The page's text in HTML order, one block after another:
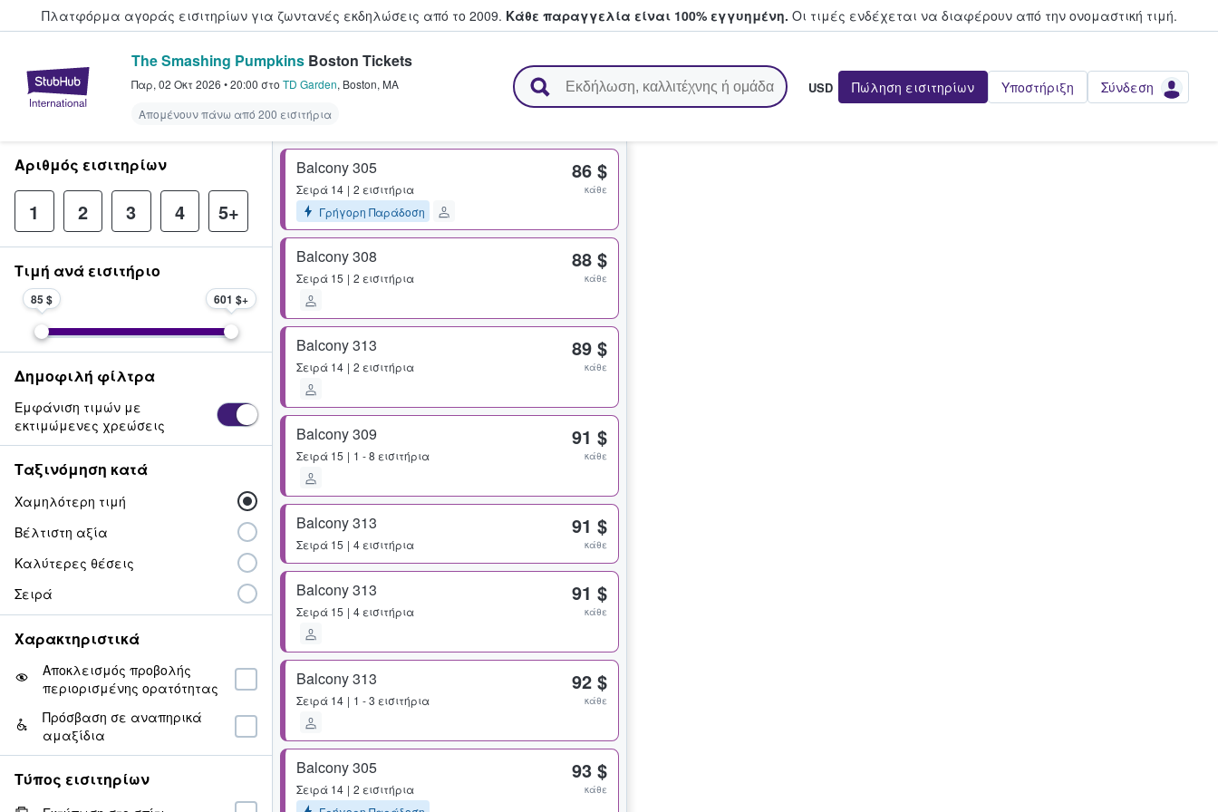
Πλατφόρμα αγοράς εισιτηρίων για ζωντανές εκδηλώσεις από το 2009. Κάθε παραγγελία είναι 100% εγγυημένη. Οι τιμές ενδέχεται να διαφέρουν από την oνομαστική τιμή.
StubHub - Όπου οι φαν αγοράζουν και πουλούν εισιτήρια
The Smashing Pumpkins Boston Tickets
Παρ, 02 Οκτ 2026 •20:00 στο TD Garden, Boston, MA
Απομένουν πάνω από 200 εισιτήρια
USD Πώληση εισιτηρίων Υποστήριξη Σύνδεση
Balcony 305
Σειρά 14
2 εισιτήρια
Γρήγορη Παράδοση
86 $
κάθε
Balcony 308
Σειρά 15 2 εισιτήρια
88 $
κάθε
Balcony 313
Σειρά 14 2 εισιτήρια
89 $
κάθε
Balcony 309
Σειρά 15 1 - 8 εισιτήρια
91 $
κάθε
Balcony 313
Σειρά 15 4 εισιτήρια
91 $
κάθε
Balcony 313
Σειρά 15 4 εισιτήρια
91 $
κάθε
Balcony 313
Σειρά 14 1 - 3 εισιτήρια
92 $
κάθε
Balcony 305
Σειρά 14
2 εισιτήρια
93 $
κάθε
Αριθμός εισιτηρίων
1 2 3 4 5+
Τιμή ανά εισιτήριο
85 $ 601 $
Δημοφιλή φίλτρα
Εμφάνιση τιμών με
εκτιμώμενες χρεώσεις
Ταξινόμηση κατά
Χαμηλότερη τιμή
Βέλτιστη αξία
Καλύτερες θέσεις
Σειρά
Χαρακτηριστικά
Αποκλεισμός προβολής
περιορισμένης ορατότητας
Πρόσβαση σε αναπηρικά
αμαξίδια
Τύπος εισιτηρίων